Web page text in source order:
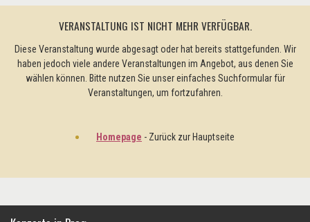
VERANSTALTUNG IST NICHT MEHR VERFÜGBAR.
Diese Veranstaltung wurde abgesagt oder hat bereits stattgefunden. Wir
haben jedoch viele andere Veranstaltungen im Angebot, aus denen Sie
wählen können. Bitte nutzen Sie unser einfaches Suchformular für
Veranstaltungen, um fortzufahren.
Homepage - Zurück zur Hauptseite